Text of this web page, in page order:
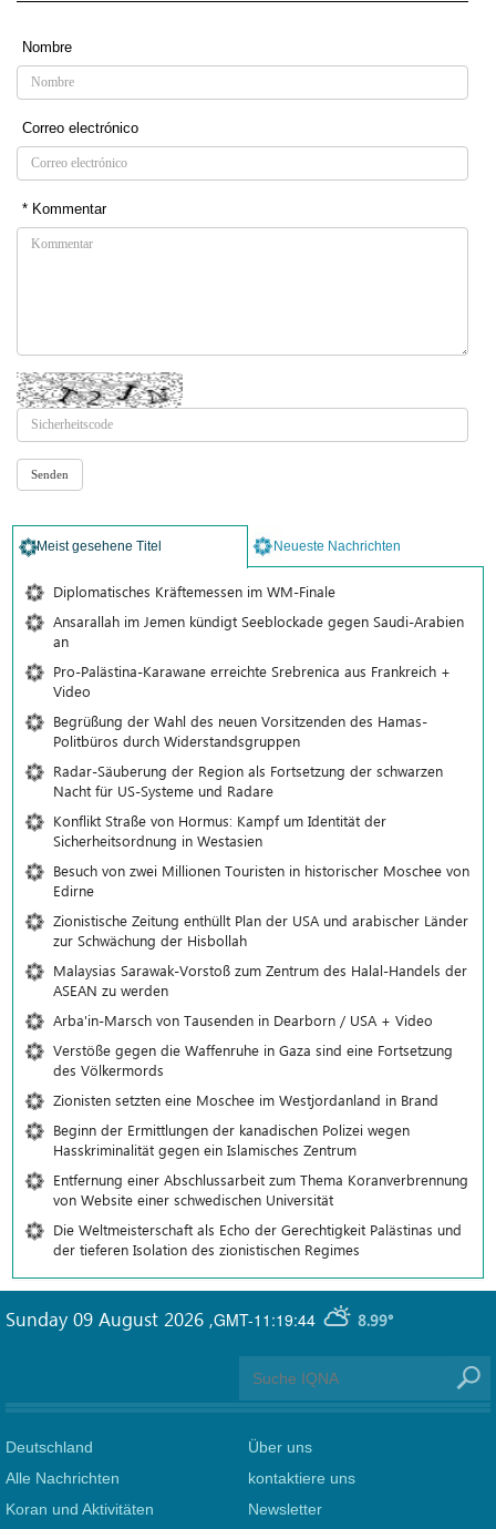
Nombre
Correo electrónico
* Kommentar
Meist gesehene Titel Neueste Nachrichten
Diplomatisches Kräftemessen im WM-Finale
Ansarallah im Jemen kündigt Seeblockade gegen Saudi-Arabien
an
Pro-Palästina-Karawane erreichte Srebrenica aus Frankreich +
Video
Begrüßung der Wahl des neuen Vorsitzenden des Hamas-
Politbüros durch Widerstandsgruppen
Radar-Säuberung der Region als Fortsetzung der schwarzen
Nacht für US-Systeme und Radare
Konflikt Straße von Hormus: Kampf um Identität der
Sicherheitsordnung in Westasien
Besuch von zwei Millionen Touristen in historischer Moschee von
Edirne
Zionistische Zeitung enthüllt Plan der USA und arabischer Länder
zur Schwächung der Hisbollah
Malaysias Sarawak-Vorstoß zum Zentrum des Halal-Handels der
ASEAN zu werden
Arba'in-Marsch von Tausenden in Dearborn / USA + Video
Verstöße gegen die Waffenruhe in Gaza sind eine Fortsetzung
des Völkermords
Zionisten setzten eine Moschee im Westjordanland in Brand
Beginn der Ermittlungen der kanadischen Polizei wegen
Hasskriminalität gegen ein Islamisches Zentrum
Entfernung einer Abschlussarbeit zum Thema Koranverbrennung
von Website einer schwedischen Universität
Die Weltmeisterschaft als Echo der Gerechtigkeit Palästinas und
der tieferen Isolation des zionistischen Regimes
GMT-11:19:44 8.99°
Sunday 09 August 2026 ,
Deutschland
Alle Nachrichten
Koran und Aktivitäten
Über uns
kontaktiere uns
Newsletter